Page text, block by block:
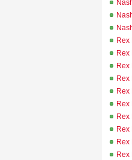
Rex
Rex
Rex
Rex
Rex
Rex
Rex
Rex
Rex
Rex